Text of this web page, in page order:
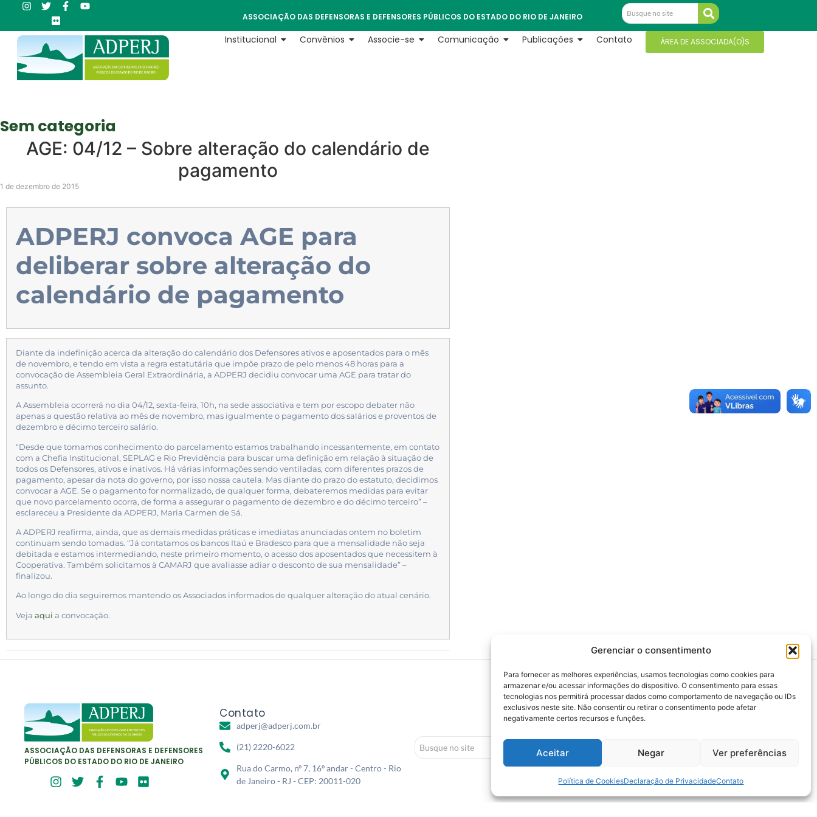
Gerenciar o consentimento
Para fornecer as melhores experiências, usamos tecnologias como cookies para
armazenar e/ou acessar informações do dispositivo. O consentimento para essas
tecnologias nos permitirá processar dados como comportamento de navegação ou IDs
exclusivos neste site. Não consentir ou retirar o consentimento pode afetar
negativamente certos recursos e funções.
Aceitar Negar Ver preferências
Política de CookiesDeclaração de PrivacidadeContato
ASSOCIAÇÃO DAS DEFENSORAS E DEFENSORES PÚBLICOS DO ESTADO DO RIO DE JANEIRO
Institucional Convênios Associe-se Comunicação Publicações Contato ÁREA DE ASSOCIADA(O)S
Sem categoria
AGE: 04/12 – Sobre alteração do calendário de
pagamento
1 de dezembro de 2015
ADPERJ convoca AGE para
deliberar sobre alteração do
calendário de pagamento
Diante da indefinição acerca da alteração do calendário dos Defensores ativos e aposentados para o mês
de novembro, e tendo em vista a regra estatutária que impõe prazo de pelo menos 48 horas para a
convocação de Assembleia Geral Extraordinária, a ADPERJ decidiu convocar uma AGE para tratar do
assunto.
A Assembleia ocorrerá no dia 04/12, sexta-feira, 10h, na sede associativa e tem por escopo debater não
apenas a questão relativa ao mês de novembro, mas igualmente o pagamento dos salários e proventos de
dezembro e décimo terceiro salário.
“Desde que tomamos conhecimento do parcelamento estamos trabalhando incessantemente, em contato
com a Chefia Institucional, SEPLAG e Rio Previdência para buscar uma definição em relação à situação de
todos os Defensores, ativos e inativos. Há várias informações sendo ventiladas, com diferentes prazos de
pagamento, apesar da nota do governo, por isso nossa cautela. Mas diante do prazo do estatuto, decidimos
convocar a AGE. Se o pagamento for normalizado, de qualquer forma, debateremos medidas para evitar
que novo parcelamento ocorra, de forma a assegurar o pagamento de dezembro e do décimo terceiro” –
esclareceu a Presidente da ADPERJ, Maria Carmen de Sá.
A ADPERJ reafirma, ainda, que as demais medidas práticas e imediatas anunciadas ontem no boletim
continuam sendo tomadas. “Já contatamos os bancos Itaú e Bradesco para que a mensalidade não seja
debitada e estamos intermediando, neste primeiro momento, o acesso dos aposentados que necessitem à
Cooperativa. Também solicitamos à CAMARJ que avaliasse adiar o desconto de sua mensalidade” –
finalizou.
Ao longo do dia seguiremos mantendo os Associados informados de qualquer alteração do atual cenário.
Veja aqui a convocação.
ASSOCIAÇÃO DAS DEFENSORAS E DEFENSORES
PÚBLICOS DO ESTADO DO RIO DE JANEIRO
Contato
adperj@adperj.com.br
(21) 2220-6022
Rua do Carmo, nº 7, 16º andar - Centro - Rio
de Janeiro - RJ - CEP: 20011-020
>>> Associação Nacional das Defensoras e
Defensores Públicos (ANADEP)
>>> Caixa de Assistência aos Membros da
Janeiro (CAMARJ)